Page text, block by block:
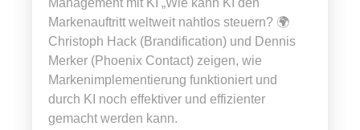
Management mit KI „Wie kann KI den
Markenauftritt weltweit nahtlos steuern? 🌍
Christoph Hack (Brandification) und Dennis
Merker (Phoenix Contact) zeigen, wie
Markenimplementierung funktioniert und
durch KI noch effektiver und effizienter
gemacht werden kann.